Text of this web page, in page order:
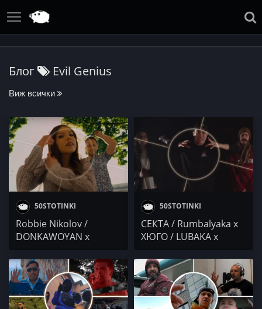
Блог Evil Genius
Виж всички
50STOTINKI
Robbie Nikolov /
DONKAWOYAN x
/ ЛЮТЕНИЦА / BRAKE
OFF / KOT / 100 KILA
50STOTINKI
СЕКТА / Rumbalyaka x
ХЮГО / LUBAKA x
PIVAKA / Бате Са х
Violet / Evil Genius x
ATiP / Осем Пет /
Виктория Котева @